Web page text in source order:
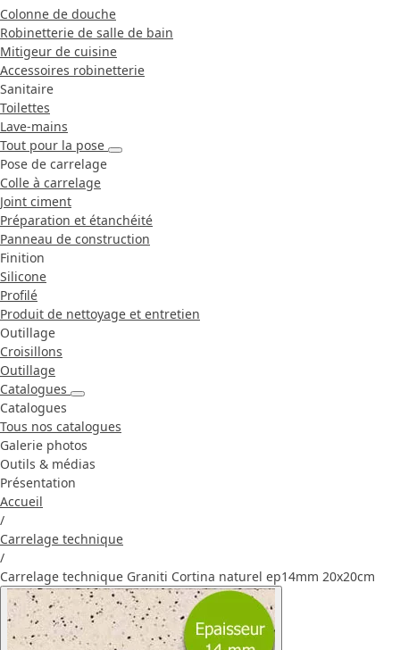
Colonne de douche
Robinetterie de salle de bain
Mitigeur de cuisine
Accessoires robinetterie
Sanitaire
Toilettes
Lave-mains
Tout pour la pose
Pose de carrelage
Colle à carrelage
Joint ciment
Préparation et étanchéité
Panneau de construction
Finition
Silicone
Profilé
Produit de nettoyage et entretien
Outillage
Croisillons
Outillage
Catalogues
Catalogues
Tous nos catalogues
Galerie photos
Outils & médias
Présentation
Accueil
/
Carrelage technique
/
Carrelage technique Graniti Cortina naturel ep14mm 20x20cm